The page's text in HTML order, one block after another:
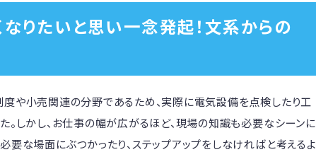
りたいと思い一念発起！文系からの
や小売関連の分野であるため、実際に電気設備を点検したり工
。しかし、お仕事の幅が広がるほど、現場の知識も必要なシーンに
要な場面にぶつかったり、ステップアップをしなければと考えるよ